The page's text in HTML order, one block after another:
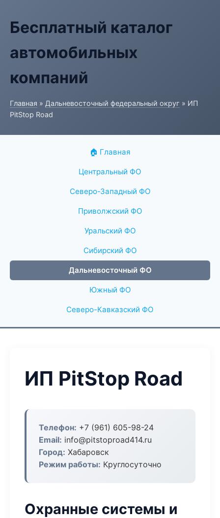
Бесплатный каталог
автомобильных
компаний
Главная » Дальневосточный федеральный округ » ИП
PitStop Road
🏠 Главная
Центральный ФО
Северо-Западный ФО
Приволжский ФО
Уральский ФО
Сибирский ФО
Дальневосточный ФО
Южный ФО
Северо-Кавказский ФО
ИП PitStop Road
Телефон: +7 (961) 605-98-24
Email: info@pitstoproad414.ru
Город: Хабаровск
Режим работы: Круглосуточно
Охранные системы и